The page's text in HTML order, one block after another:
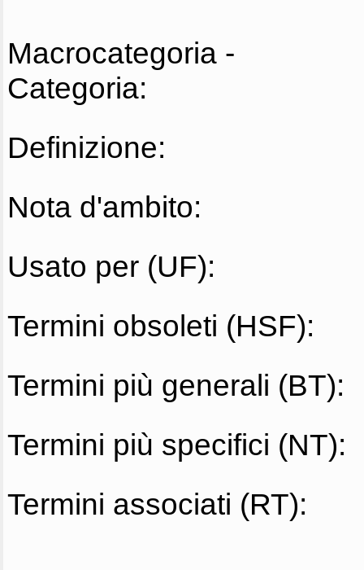
Macrocategoria -
Categoria:
Definizione:
Nota d'ambito:
Usato per (UF):
Termini obsoleti (HSF):
Termini più generali (BT):
Termini più specifici (NT):
Termini associati (RT):